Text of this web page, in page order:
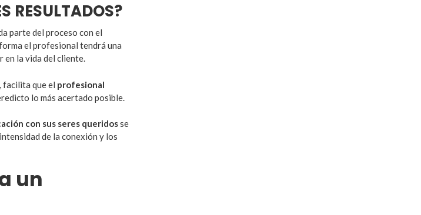
RESULTADOS?
parte del proceso con el
el profesional tendrá una
en la vida del cliente.
facilita que el profesional
lo más acertado posible.
con sus seres queridosse
de la conexión y los
un